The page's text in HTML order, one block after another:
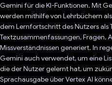
Gemini für die KI-Funktionen. Mit
werden mithilfe von Lehrbüchern
dem Lernfortschritt des Nutzers als
Textzusammenfassungen, Fragen,
Missverständnissen generiert. In
Gemini auch verwendet, um eine
die der Nutzer gelernt hat, um
Sprachausgabe über Vertex AI